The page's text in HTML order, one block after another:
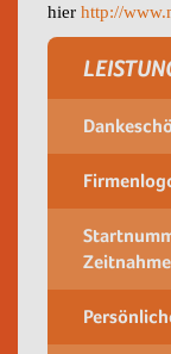
hier http://